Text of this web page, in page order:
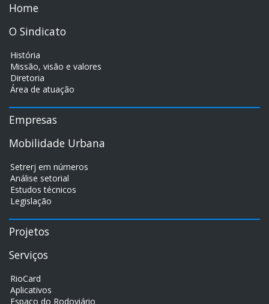
Home
O Sindicato
História
Missão, visão e valores
Diretoria
Área de atuação
Empresas
Mobilidade Urbana
Setrerj em números
Análise setorial
Estudos técnicos
Legislação
Projetos
Serviços
RioCard
Aplicativos
Espaço do Rodoviário